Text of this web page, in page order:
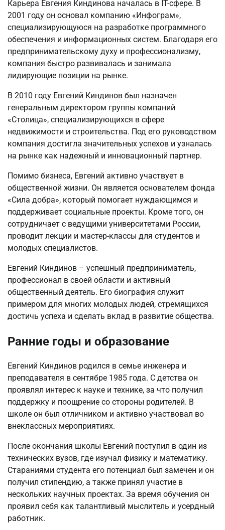
Карьера Евгения Киндинова началась в IT-сфере. В
2001 году он основал компанию «Инфограм»,
специализирующуюся на разработке программного
обеспечения и информационных систем. Благодаря его
предпринимательскому духу и профессионализму,
компания быстро развивалась и занимала
лидирующие позиции на рынке.
В 2010 году Евгений Киндинов был назначен
генеральным директором группы компаний
«Столица», специализирующихся в сфере
недвижимости и строительства. Под его руководством
компания достигла значительных успехов и узналась
на рынке как надежный и инновационный партнер.
Помимо бизнеса, Евгений активно участвует в
общественной жизни. Он является основателем фонда
«Сила добра», который помогает нуждающимся и
поддерживает социальные проекты. Кроме того, он
сотрудничает с ведущими университетами России,
проводит лекции и мастер-классы для студентов и
молодых специалистов.
Евгений Киндинов – успешный предприниматель,
профессионал в своей области и активный
общественный деятель. Его биография служит
примером для многих молодых людей, стремящихся
достичь успеха и сделать вклад в развитие общества.
Ранние годы и образование
Евгений Киндинов родился в семье инженера и
преподавателя в сентябре 1985 года. С детства он
проявлял интерес к науке и технике, за что получил
поддержку и поощрение со стороны родителей. В
школе он был отличником и активно участвовал во
внеклассных мероприятиях.
После окончания школы Евгений поступил в один из
технических вузов, где изучал физику и математику.
Стараниями студента его потенциал был замечен и он
получил стипендию, а также принял участие в
нескольких научных проектах. За время обучения он
проявил себя как талантливый мыслитель и усердный
работник.